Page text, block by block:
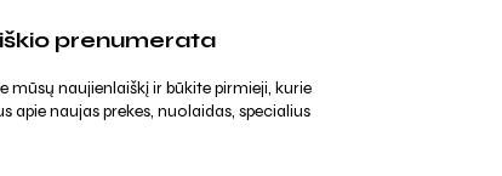
prenumerata
mūsų naujienlaiškį ir būkite pirmieji, kurie
apie naujas prekes, nuolaidas, specialius